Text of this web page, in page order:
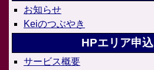
お知らせ
Keiのつぶやき
HPエリア申込
サービス概要